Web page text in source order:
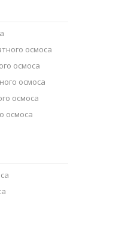
осмоса
осмоса
осмоса
осмоса
осмоса